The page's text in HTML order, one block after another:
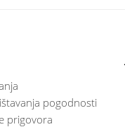
pogodnosti
prigovora